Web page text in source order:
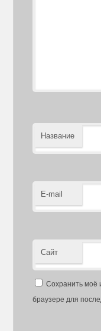
Название
E-mail
Сайт
Сохранить моё
браузере для